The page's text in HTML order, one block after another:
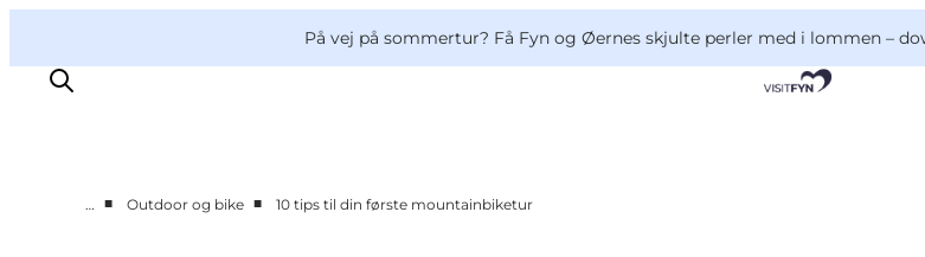
På vej på sommertur? Få Fyn og Øernes skjulte perler med i lommen –
… ■ Outdoor og bike ■ 10 tips til din første mountainbiketur